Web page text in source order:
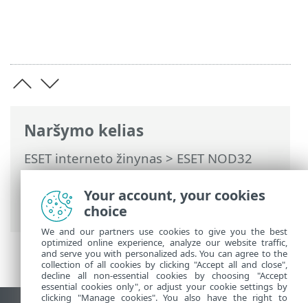
Naršymo kelias
ESET interneto žinynas>ESET NOD32
Antivirus>DUK> Kaip pašalinti
kenkėjišką programinę įrangą iš
kompiuterio
Your account, your cookies
choice
We and our partners use cookies to give you the best
optimized online experience, analyze our website traffic,
and serve you with personalized ads. You can agree to the
collection of all cookies by clicking "Accept all and close",
decline all non-essential cookies by choosing "Accept
essential cookies only", or adjust your cookie settings by
clicking "Manage cookies". You also have the right to